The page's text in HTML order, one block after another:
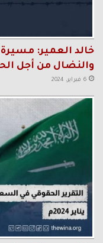
خالد العمير:
والنضال من أجل
6 فبراير، 2024